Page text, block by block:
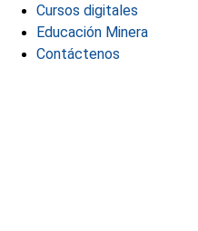
Cursos digitales
Educación Minera
Contáctenos